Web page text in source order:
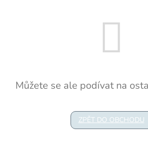
Můžete se ale podívat na
ZPĚT DO OBCHODU